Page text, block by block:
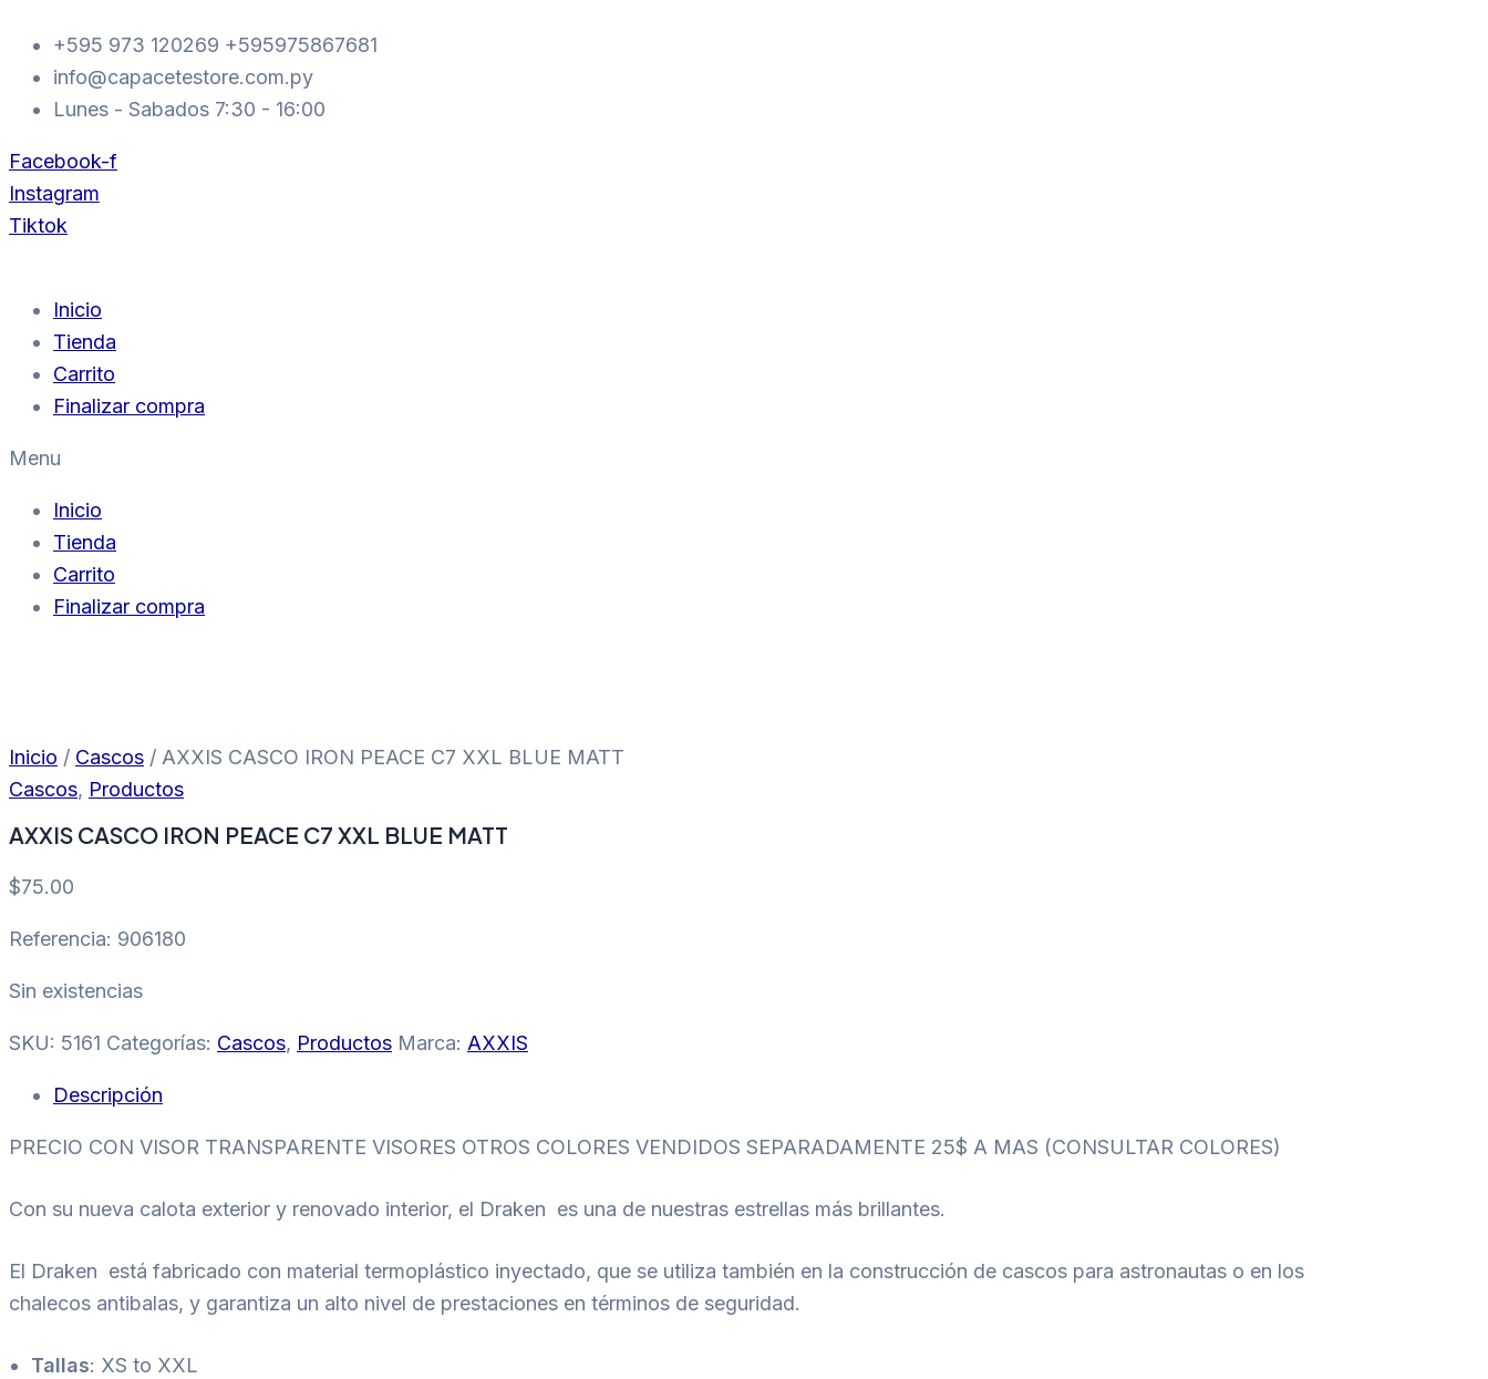
contenido
+595 973 120269 +595975867681
info@capacetestore.com.py
Lunes - Sabados 7:30 - 16:00
Facebook-f
Instagram
Tiktok
Inicio
Tienda
Carrito
Finalizar compra
Menu
Inicio
Tienda
Carrito
Finalizar compra
Inicio / Cascos / AXXIS CASCO IRON PEACE C7 XXL BLUE MATT
Cascos, Productos
AXXIS CASCO IRON PEACE C7 XXL BLUE MATT
$75.00
Referencia: 906180
Sin existencias
SKU: 5161 Categorías: Cascos, Productos Marca: AXXIS
Descripción
PRECIO CON VISOR TRANSPARENTE VISORES OTROS COLORES VENDIDOS SEPARADAMENTE 25$ A MAS (CONSULTAR COLORES)
Con su nueva calota exterior y renovado interior, el Draken es una de nuestras estrellas más brillantes.
El Draken está fabricado con material termoplástico inyectado, que se utiliza también en la construcción de cascos para astronautas o en los
chalecos antibalas, y garantiza un alto nivel de prestaciones en términos de seguridad.
Tallas: XS to XXL